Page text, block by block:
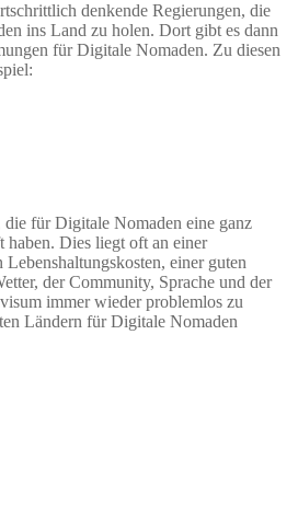
denkende Regierungen, die
ins Land zu holen. Dort gibt es dann
für Digitale Nomaden. Zu diesen
die für Digitale Nomaden eine ganz
haben. Dies liegt oft an einer
einer guten
der Community, Sprache und der
immer wieder problemlos zu
Ländern für Digitale Nomaden